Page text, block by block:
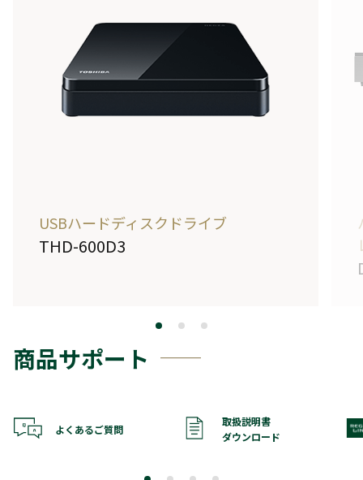
USBハードディスクドライブ
THD-600D3
商品サポート
よくあるご質問
取扱説明書
ダウンロード